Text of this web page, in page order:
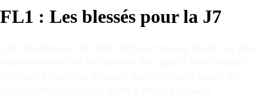
FL1 : Les blessés pour la J7